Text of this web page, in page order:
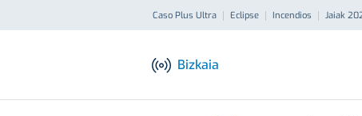
Caso Plus Ultra Eclipse Incendios Jaiak
Bizkaia